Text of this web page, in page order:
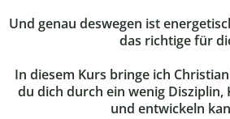
Und genau deswegen ist
das richtige für
In diesem Kurs bringe ich
du dich durch ein wenig
und entwickeln